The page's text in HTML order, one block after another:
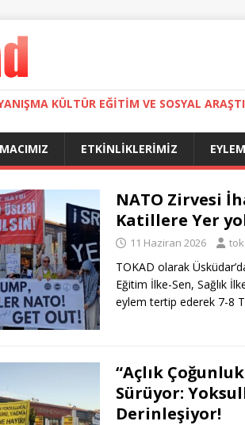
KÜLTÜR EĞITIM VE SOSYAL
ETKINLIKLERIMIZ
NATO Zirvesi
Katillere Yer
11 Haziran 2026
TOKAD olarak
Eğitim İlke-Sen, Sağlık
eylem tertip ederek 7-8
“Açlık
Sürüyor:
Derinleşiyor!